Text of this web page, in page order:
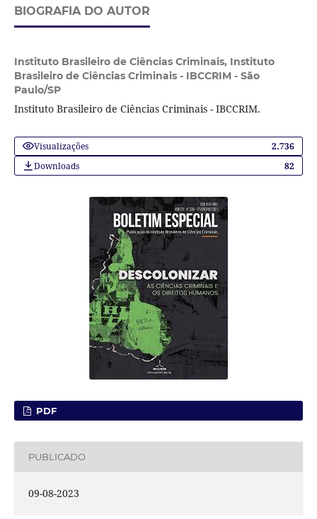
BIOGRAFIA DO AUTOR
Instituto Brasileiro de Ciências Criminais, Instituto
Brasileiro de Ciências Criminais - IBCCRIM - São
Paulo/SP
Instituto Brasileiro de Ciências Criminais - IBCCRIM.
Visualizações
2.736
Downloads
82
PDF
PUBLICADO
09-08-2023